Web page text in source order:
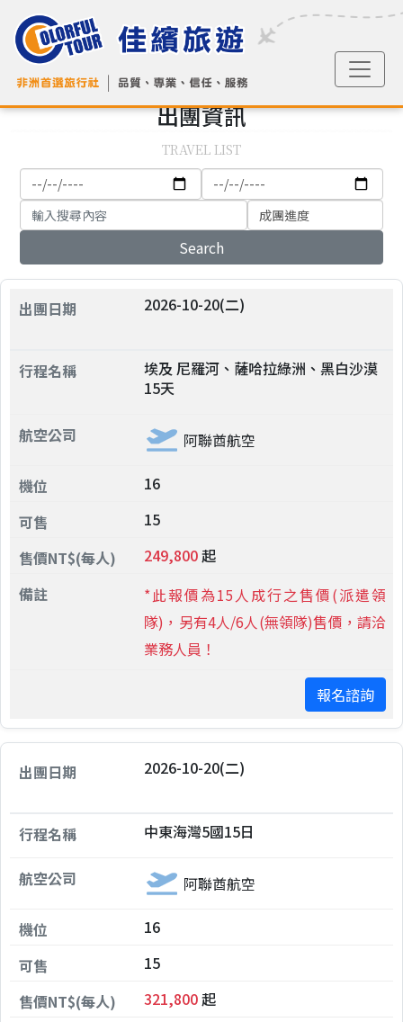
出團資訊
TRAVEL LIST
Search
2026-10-20(二)
埃及 尼羅河、薩哈拉綠洲、黑白沙漠
15天
阿聯酋航空
16
15
249,800起
*此報價為15人成行之售價(派遣領
隊)，另有4人/6人(無領隊)售價，請洽
業務人員！
報名諮詢
2026-10-20(二)
中東海灣5國15日
阿聯酋航空
16
15
321,800起